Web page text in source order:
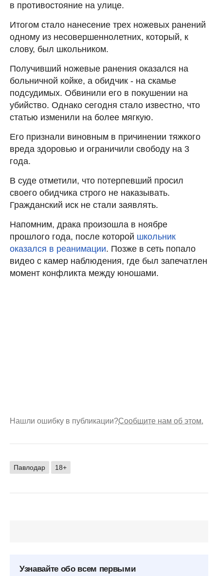
в противостояние на улице.
Итогом стало нанесение трех ножевых ранений
одному из несовершеннолетних, который, к
слову, был школьником.
Получивший ножевые ранения оказался на
больничной койке, а обидчик - на скамье
подсудимых. Обвинили его в покушении на
убийство. Однако сегодня стало известно, что
статью изменили на более мягкую.
Его признали виновным в причинении тяжкого
вреда здоровью и ограничили свободу на 3
года.
В суде отметили, что потерпевший просил
своего обидчика строго не наказывать.
Гражданский иск не стали заявлять.
Напомним, драка произошла в ноябре
прошлого года, после которой школьник
оказался в реанимации. Позже в сеть попало
видео с камер наблюдения, где был запечатлен
момент конфликта между юношами.
Нашли ошибку в публикации?Сообщите нам об этом.
Павлодар 18+
Узнавайте обо всем первыми